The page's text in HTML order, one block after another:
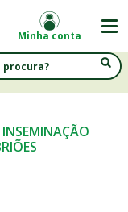
Minha conta